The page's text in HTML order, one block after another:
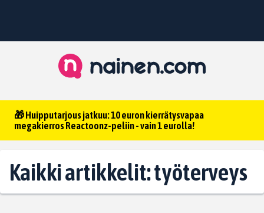
🎁 Huipputarjous jatkuu: 10 euron kierrätysvapaa
megakierros Reactoonz-peliin - vain 1 eurolla!
Kaikki artikkelit: työterveys